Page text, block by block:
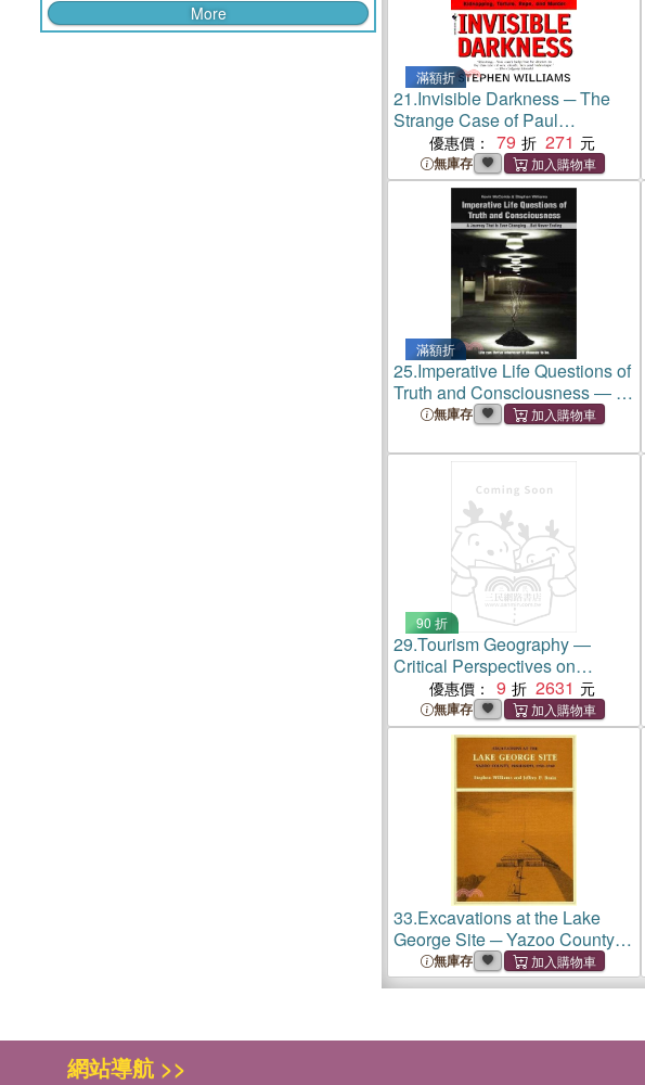
More
滿額折
21.Invisible Darkness ─ The
Strange Case of Paul
Bernardo and Karla Homolka
優惠價： 79 271
無庫存
滿額折
25.Imperative Life Questions of
Truth and Consciousness ― A
Journey That Is Ever
無庫存
90 折
29.Tourism Geography ―
Critical Perspectives on
Tourism, Place, Space and
Experience
優惠價： 9 2631
無庫存
33.Excavations at the Lake
George Site ─ Yazoo County,
Mississippi 1958-1960
無庫存
網站導航 >>